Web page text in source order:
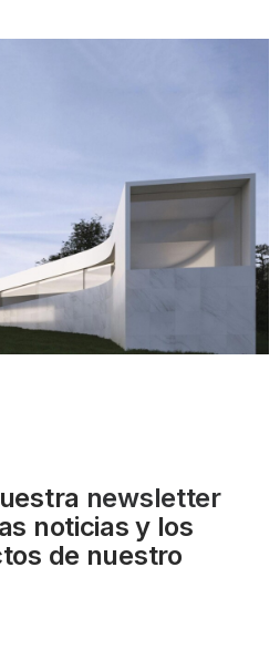
newsletter
noticias y los
de nuestro